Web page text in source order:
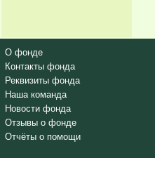
О фонде
Контакты фонда
Реквизиты фонда
Наша команда
Новости фонда
Отзывы о фонде
Отчёты о помощи